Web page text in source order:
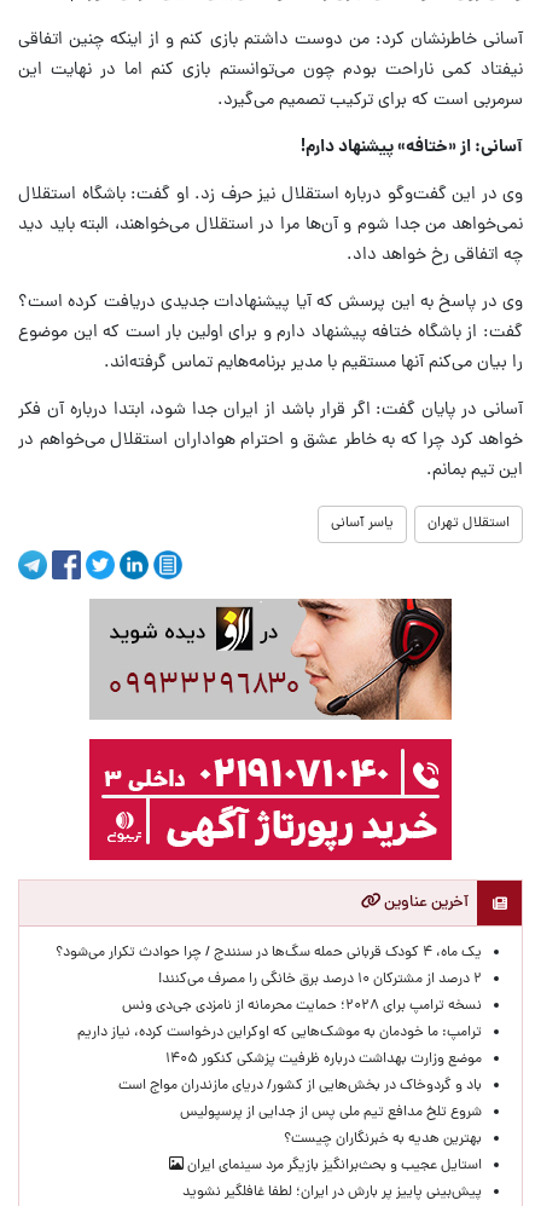
آسانی خاطرنشان کرد: من دوست داشتم بازی کنم و از اینکه چنین اتفاقی
نیفتاد کمی ناراحت بودم چون می‌توانستم بازی کنم اما در نهایت این
سرمربی است که برای ترکیب تصمیم می‌گیرد.
آسانی: از «ختافه» پیشنهاد دارم!
وی در این گفت‌وگو درباره استقلال نیز حرف زد. او گفت: باشگاه استقلال
نمی‌خواهد من جدا شوم و آن‌ها مرا در استقلال می‌خواهند، البته باید دید
چه اتفاقی رخ خواهد داد.
وی در پاسخ به این پرسش که آیا پیشنهادات جدیدی دریافت کرده است؟
گفت: از باشگاه ختافه پیشنهاد دارم و برای اولین بار است که این موضوع
را بیان می‌کنم آنها مستقیم با مدیر برنامه‌هایم تماس گرفته‌اند.
آسانی در پایان گفت: اگر قرار باشد از ایران جدا شود، ابتدا درباره آن فکر
خواهد کرد چرا که به خاطر عشق و احترام هواداران استقلال می‌خواهم در
این تیم بمانم.
استقلال تهران یاسر آسانی
آخرین عناوین
یک ماه، ۴ کودک قربانی حمله سگ‌ها در سنندج / چرا حوادث تکرار می‌شود؟
۲ درصد از مشترکان ۱۰ درصد برق خانگی را مصرف می‌کنند!
نسخه ترامپ برای ۲۰۲۸؛ حمایت محرمانه از نامزدی جی‌دی ونس
ترامپ: ما خودمان به موشک‌هایی که اوکراین درخواست کرده، نیاز داریم
موضع وزارت بهداشت درباره ظرفیت پزشکی کنکور ۱۴۰۵
باد و گردوخاک در بخش‌هایی از کشور/ دریای مازندران مواج است
شروع تلخ مدافع تیم ملی پس از جدایی از پرسپولیس
بهترین هدیه به خبرنگاران چیست؟
استایل عجیب و بحث‌برانگیز بازیگر مرد سینمای ایران
پیش‌بینی پاییز پر بارش در ایران؛ لطفا غافلگیر نشوید